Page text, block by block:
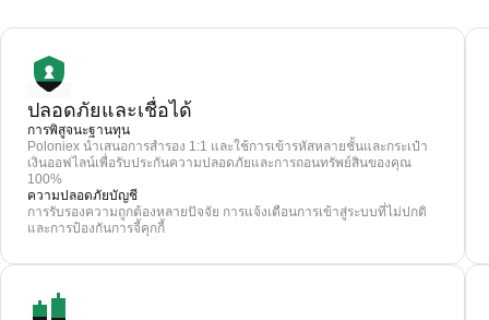
ปลอดภัยและเชื่อได้
การพิสูจนะฐานทุน
Poloniex นำเสนอการสำรอง 1:1 และใช้การเข้ารหัสหลายชั้นและกระเป๋า
เงินออฟไลน์เพื่อรับประกันความปลอดภัยและการถอนทรัพย์สินของคุณ
100%
ความปลอดภัยบัญชี
การรับรองความถูกต้องหลายปัจจัย การแจ้งเตือนการเข้าสู่ระบบที่ไม่ปกติ
และการป้องกันการจี้คุกกี้